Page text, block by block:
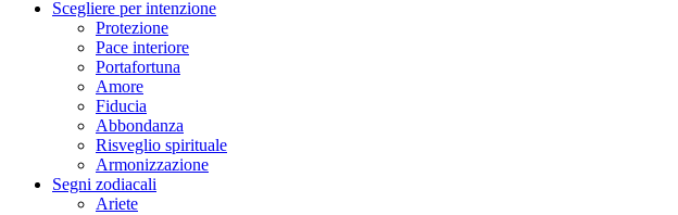
Scegliere per intenzione
Protezione
Pace interiore
Portafortuna
Amore
Fiducia
Abbondanza
Risveglio spirituale
Armonizzazione
Segni zodiacali
Ariete